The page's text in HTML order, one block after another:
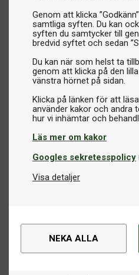
Genom att klicka
samtliga syften. Du kan
syften du samtycker till
bredvid syftet och sedan
Du kan när som helst ta
genom att klicka på den
vänstra hörnet på sidan.
Klicka på länken för att
använder kakor och andra
Läs mer om kakor
Googles sekretesspolicy
Visa detaljer
NEKA ALLA